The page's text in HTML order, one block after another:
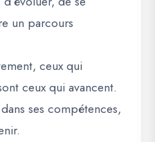
un parcours
ceux qui
ceux qui avancent.
ses compétences,